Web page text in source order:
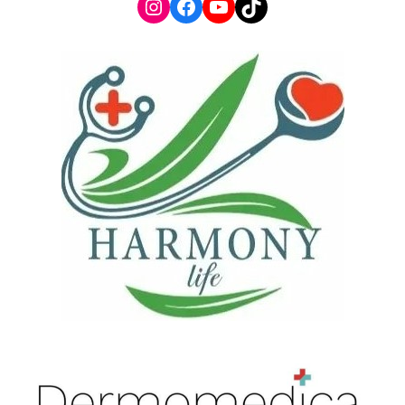
Instagram
Facebook
YouTube
TikTok